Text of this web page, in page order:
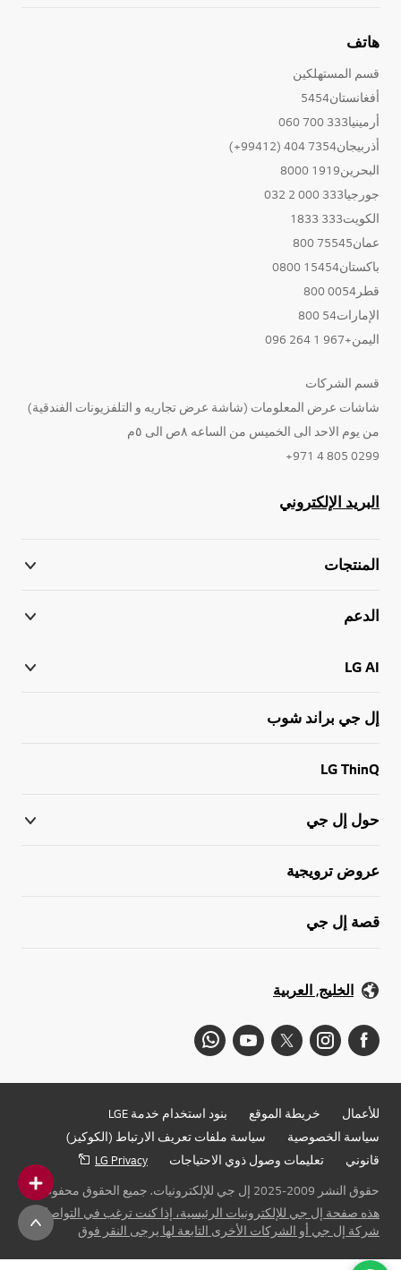
هاتف
قسم المستهلكين
أفغانستان5454
أرمينيا333 700 060
أذربيجان7354 404 (99412+)
البحرين1919 8000
جورجيا333 000 2 032
الكويت333 1833
عمان75545 800
باكستان15454 0800
قطر0054 800
الإمارات54 800
اليمن+967 1 264 096
قسم الشركات
شاشات عرض المعلومات (شاشة عرض تجاريه و التلفزيونات الفندقية)
من يوم الاحد الى الخميس من الساعه ٨ص الى ٥م
0299 805 4 971+
البريد الإلكتروني
المنتجات
الدعم
LG AI
إل جي براند شوب
LG ThinQ
حول إل جي
عروض ترويجية
قصة إل جي
الخليج, العربية
للأعمال خريطة الموقع
بنود استخدام خدمة LGE
سياسة الخصوصية
سياسة ملفات تعريف الارتباط (الكوكيز)
قانوني
تعليمات وصول ذوي الاحتياجات
LG Privacy
حقوق النشر 2009-2025 إل جي للإلكترونيات. جميع الحقوق محفوظة
هذه صفحة إل جي للإلكترونيات الرئيسية، إذا كنت ترغب في التواصل مع
شركة إل جي أو الشركات الأخرى التابعة لها يرجى النقر فوق